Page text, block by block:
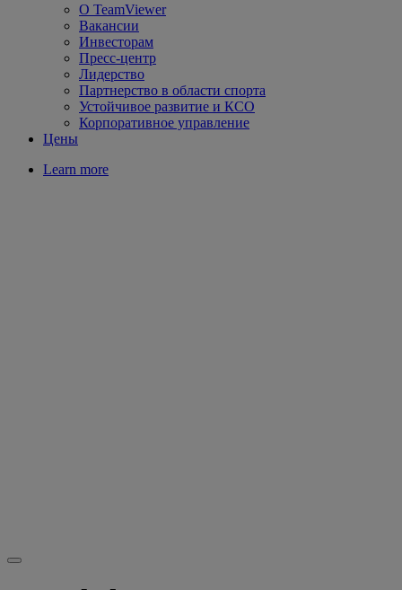
О TeamViewer
Вакансии
Инвесторам
Пресс-центр
Лидерство
Партнерство в области спорта
Устойчивое развитие и КСО
Корпоративное управление
Цены
Learn more